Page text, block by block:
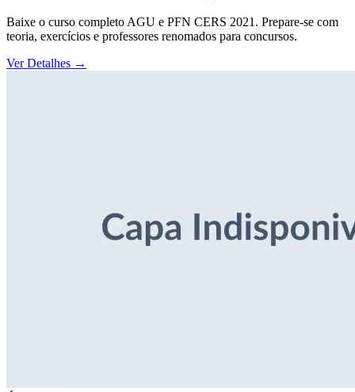
Baixe o curso completo AGU e PFN CERS 2021. Prepare-se com
teoria, exercícios e professores renomados para concursos.
Ver Detalhes →